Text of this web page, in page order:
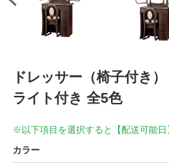
ドレッサー（椅子付き
ライト付き 全5色
※以下項目を選択すると【配送可能
カラー